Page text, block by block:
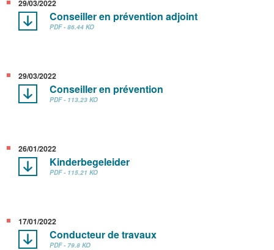
29/03/2022
Conseiller en prévention adjoint
PDF - 86.44 KO
29/03/2022
Conseiller en prévention
PDF - 113.23 KO
26/01/2022
Kinderbegeleider
PDF - 115.21 KO
17/01/2022
Conducteur de travaux
PDF - 79.8 KO